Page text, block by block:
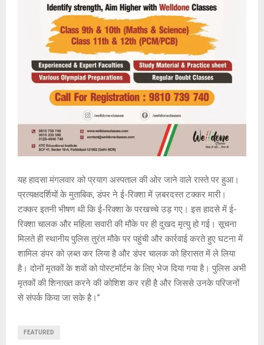
यह हादसा मंगलवार को प्रयाग अस्पताल की ओर जाने वाले रास्ते पर हुआ।
प्रत्यक्षदर्शियों के मुताबिक, डंपर ने ई-रिक्शा में ज़बरदस्त टक्कर मारी।
टक्कर इतनी भीषण थी कि ई-रिक्शा के परखच्चे उड़ गए। इस हादसे में ई-
रिक्शा चालक और महिला सवारी की मौके पर ही दुखद मृत्यु हो गई। सूचना
मिलते ही स्थानीय पुलिस तुरंत मौके पर पहुंची और कार्रवाई करते हुए घटना में
शामिल डंपर को ज़ब्त कर लिया है और डंपर चालक को हिरासत में ले लिया
है। दोनों मृतकों के शवों को पोस्टमॉर्टम के लिए भेज दिया गया है। पुलिस अभी
मृतकों की शिनाख्त करने की कोशिश कर रही है और जिससे उनके परिजनों
से संपर्क किया जा सके है।”
FEATURED